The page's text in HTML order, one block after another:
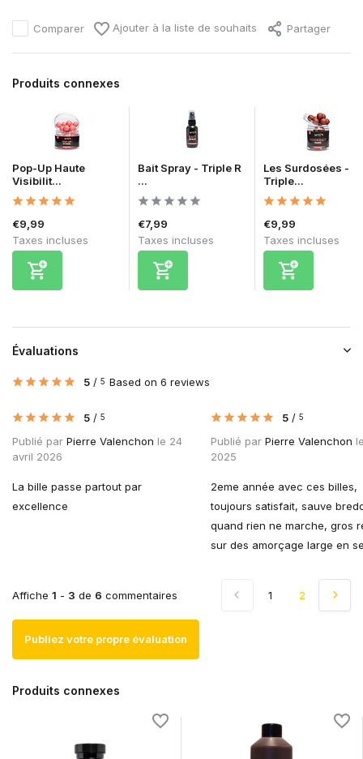
Comparer Ajouter à la liste de souhaits Partager
Produits connexes
Pop-Up Haute
Visibilit...
€9,99
Taxes incluses
Bait Spray - Triple R
...
€7,99
Taxes incluses
Les Surdosées -
Triple...
€9,99
Taxes incluses
Évaluations
5 / 5 Based on 6 reviews
5 / 5
Publié par Pierre Valenchon le 24
avril 2026
La bille passe partout par
excellence
5 / 5
Publié par Pierre Valenchon
2025
2eme année avec ces billes,
toujours satisfait, sauve
quand rien ne marche, gros
sur des amorçage large en
Affiche 1 - 3 de 6 commentaires 1 2
Publiez votre propre évaluation
Produits connexes